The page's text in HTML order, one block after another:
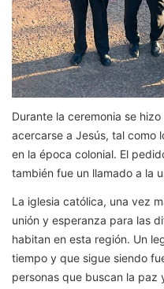
Durante la ceremonia se
acercarse a Jesús, tal como
en la época colonial. El
también fue un llamado a la
La iglesia católica, una vez
unión y esperanza para las
habitan en esta región. Un
tiempo y que sigue siendo
personas que buscan la paz